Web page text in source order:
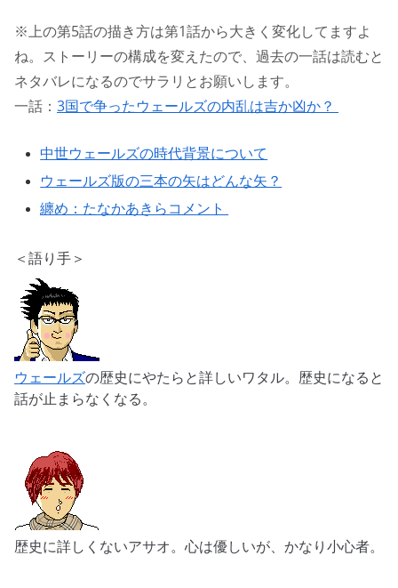
※上の第5話の描き方は第1話から大きく変化してますよ
ね。ストーリーの構成を変えたので、過去の一話は読むと
ネタバレになるのでサラリとお願いします。
一話： 3国で争ったウェールズの内乱は吉か凶か？
中世ウェールズの時代背景について
ウェールズ版の三本の矢はどんな矢？
纏め：たなかあきらコメント
＜語り手＞
ウェールズの歴史にやたらと詳しいワタル。歴史になると
話が止まらなくなる。
歴史に詳しくないアサオ。心は優しいが、かなり小心者。